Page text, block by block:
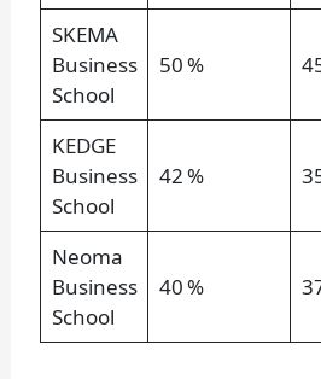
SKEMA
Business
School
50 %
KEDGE
Business
School
42 %
Neoma
Business
School
40 %